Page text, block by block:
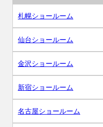
札幌ショールーム
仙台ショールーム
金沢ショールーム
新宿ショールーム
名古屋ショールーム